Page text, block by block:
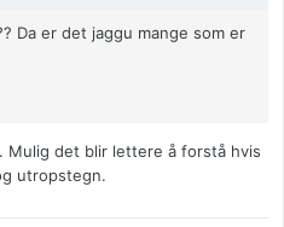
Da er det jaggu mange som er
Mulig det blir lettere å forstå hvis
utropstegn.